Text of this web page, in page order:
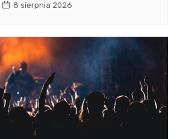
8 sierpnia 2026